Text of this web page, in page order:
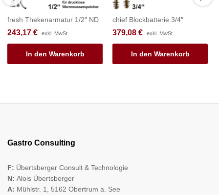
fresh Thekenarmatur 1/2″ ND
243,17 € exkl. MwSt.
In den Warenkorb
chief Blockbatterie 3/4″
379,08 € exkl. MwSt.
In den Warenkorb
Gastro Consulting
F: Übertsberger Consult & Technologie
N: Alois Übertsberger
A: Mühlstr. 1, 5162 Obertrum a. See